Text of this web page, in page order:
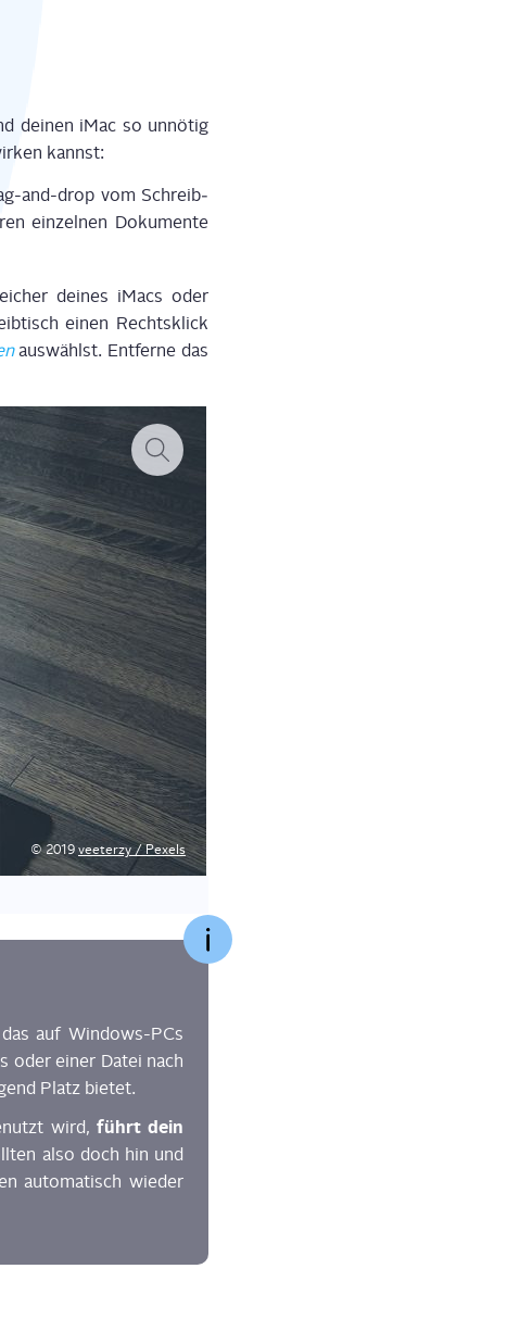
dei­nen iMac so unnö­tig
kannst:
and-drop vom Schreib­
ein­zel­nen Doku­men­te
dei­nes iMacs oder
einen Rechts­klick
aus­wählst. Ent­fer­ne das
© 2019 veeter­zy / Pexels
auf Win­dows-PCs
oder einer Datei nach
Platz bietet.
wird, führt dein
also doch hin und
auto­ma­tisch wie­der